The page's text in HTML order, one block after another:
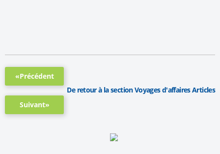
«Précédent
Suivant»
De retour à la section Voyages d'affaires Articles